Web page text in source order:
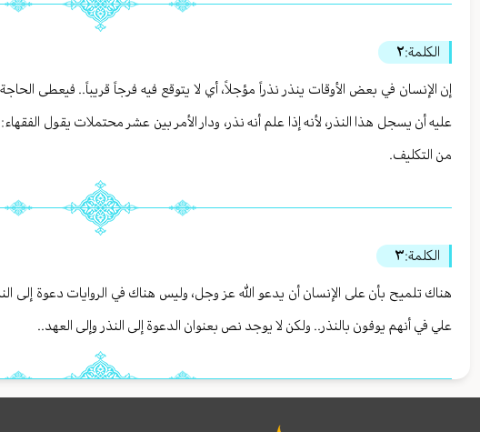
الكلمة:٢
إن الإنسان في بعض الأوقات ينذر نذراً مؤجلاً، أي لا يتوقع فيه فرجاً قريباً.. فيعطى
عليه أن يسجل هذا النذر، لأنه إذا علم أنه نذر، ودار الأمر بين عشر محتملات يقول
من التكليف.
الكلمة:٣
هناك تلميح بأن على الإنسان أن يدعو الله عز وجل، وليس هناك في الروايات دعوة
علي في أنهم يوفون بالنذر.. ولكن لا يوجد نص بعنوان الدعوة إلى النذر وإلى العهد..